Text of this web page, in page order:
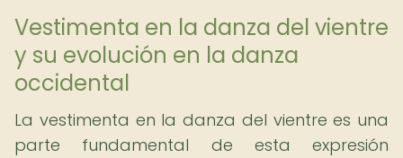
Vestimenta en la danza del vientre
y su evolución en la danza
occidental
La vestimenta en la danza del vientre es una
parte fundamental de esta expresión